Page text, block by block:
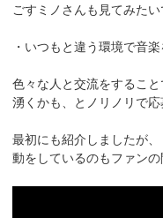
ごすミノさんも見てみたい
・いつもと違う環境で音楽
色々な人と交流をするこ
湧くかも、とノリノリで応
最初にも紹介しましたが
動をしているのもファン